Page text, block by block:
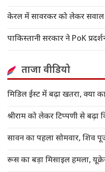
केरल में सावरकर को लेकर सवाल
पाकिस्तानी सरकार ने PoK
ताजा वीडियो
मिडिल ईस्ट में बढ़ा खतरा, क्या
श्रीराम को लेकर टिप्पणी से बढ़ा
सावन का पहला सोमवार, शिव
रूस का बड़ा मिसाइल हमला,